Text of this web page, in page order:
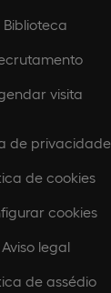
Biblioteca
visita
de privacidade
de cookies
cookies
Aviso legal
de assédio